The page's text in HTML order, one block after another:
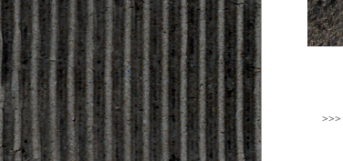
>>>